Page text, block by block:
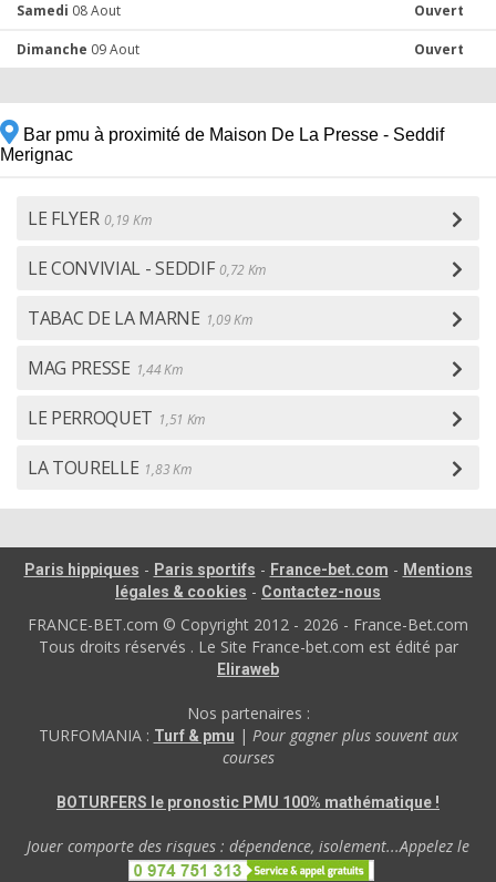
Samedi 08 Aout Ouvert
Dimanche 09 Aout Ouvert
Bar pmu à proximité de Maison De La Presse - Seddif
Merignac
LE FLYER 0,19 Km
LE CONVIVIAL - SEDDIF 0,72 Km
TABAC DE LA MARNE 1,09 Km
MAG PRESSE 1,44 Km
LE PERROQUET 1,51 Km
LA TOURELLE 1,83 Km
Paris hippiques - Paris sportifs - France-bet.com - Mentions
légales & cookies - Contactez-nous
FRANCE-BET.com © Copyright 2012 - 2026 - France-Bet.com
Tous droits réservés . Le Site France-bet.com est édité par
Eliraweb
Nos partenaires :
TURFOMANIA : Turf & pmu | Pour gagner plus souvent aux
courses
BOTURFERS le pronostic PMU 100% mathématique !
Jouer comporte des risques : dépendence, isolement...Appelez le